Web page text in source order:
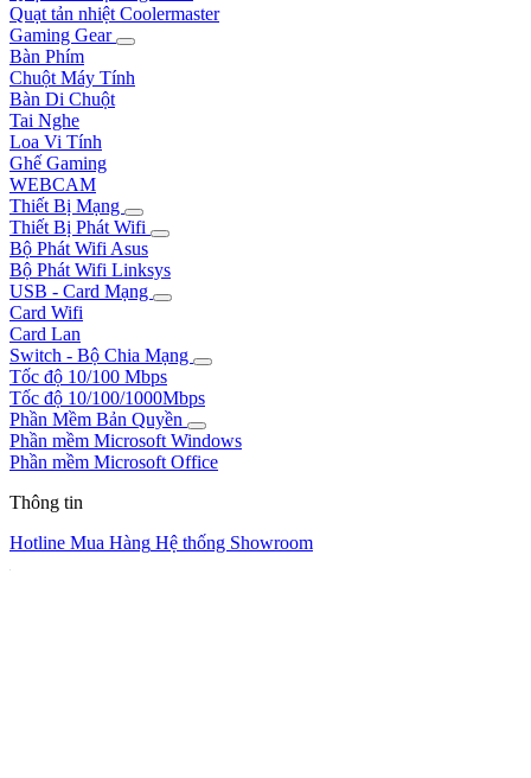
Quạt tản nhiệt Coolermaster
Gaming Gear
Bàn Phím
Chuột Máy Tính
Bàn Di Chuột
Tai Nghe
Loa Vi Tính
Ghế Gaming
WEBCAM
Thiết Bị Mạng
Thiết Bị Phát Wifi
Bộ Phát Wifi Asus
Bộ Phát Wifi Linksys
USB - Card Mạng
Card Wifi
Card Lan
Switch - Bộ Chia Mạng
Tốc độ 10/100 Mbps
Tốc độ 10/100/1000Mbps
Phần Mềm Bản Quyền
Phần mềm Microsoft Windows
Phần mềm Microsoft Office
Thông tin
Hotline Mua Hàng Hệ thống Showroom